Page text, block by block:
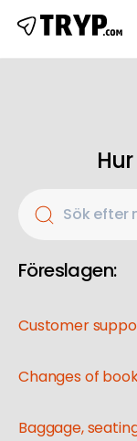
Sök efter
Föreslagen:
Customer
Changes of
Baggage,